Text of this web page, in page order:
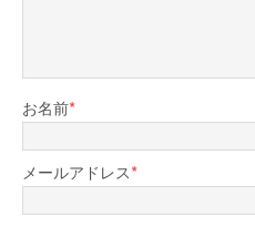
お名前*
メールアドレス*